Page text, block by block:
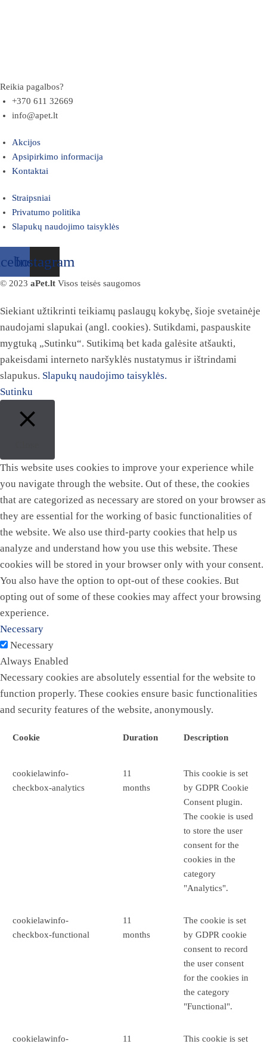
Reikia pagalbos?
+370 611 32669
info@apet.lt
Akcijos
Apsipirkimo informacija
Kontaktai
Straipsniai
Privatumo politika
Slapukų naudojimo taisyklės
Instagram
© 2023 aPet.lt Visos teisės saugomos
Siekiant užtikrinti teikiamų paslaugų kokybę, šioje svetainėje
naudojami slapukai (angl. cookies). Sutikdami, paspauskite
mygtuką „Sutinku“. Sutikimą bet kada galėsite atšaukti,
pakeisdami interneto naršyklės nustatymus ir ištrindami
slapukus. Slapukų naudojimo taisyklės.
Sutinku
This website uses cookies to improve your experience while
you navigate through the website. Out of these, the cookies
that are categorized as necessary are stored on your browser as
they are essential for the working of basic functionalities of
the website. We also use third-party cookies that help us
analyze and understand how you use this website. These
cookies will be stored in your browser only with your consent.
You also have the option to opt-out of these cookies. But
opting out of some of these cookies may affect your browsing
experience.
Necessary
Necessary
Always Enabled
Necessary cookies are absolutely essential for the website to
function properly. These cookies ensure basic functionalities
and security features of the website, anonymously.
Cookie Duration Description
cookielawinfo-
checkbox-analytics
11
months
This cookie is set
by GDPR Cookie
Consent plugin.
The cookie is used
to store the user
consent for the
cookies in the
category
"Analytics".
cookielawinfo-
checkbox-functional
11
months
The cookie is set
by GDPR cookie
consent to record
the user consent
for the cookies in
the category
"Functional".
cookielawinfo-
11
This cookie is set